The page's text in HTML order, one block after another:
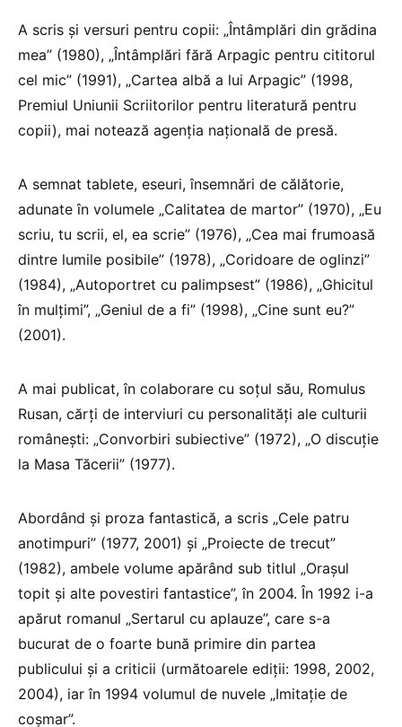
A scris şi versuri pentru copii: „Întâmplări din grădina
mea” (1980), „Întâmplări fără Arpagic pentru cititorul
cel mic” (1991), „Cartea albă a lui Arpagic” (1998,
Premiul Uniunii Scriitorilor pentru literatură pentru
copii), mai notează agenția națională de presă.
A semnat tablete, eseuri, însemnări de călătorie,
adunate în volumele „Calitatea de martor” (1970), „Eu
scriu, tu scrii, el, ea scrie” (1976), „Cea mai frumoasă
dintre lumile posibile” (1978), „Coridoare de oglinzi”
(1984), „Autoportret cu palimpsest” (1986), „Ghicitul
în mulţimi”, „Geniul de a fi” (1998), „Cine sunt eu?”
(2001).
A mai publicat, în colaborare cu soţul său, Romulus
Rusan, cărţi de interviuri cu personalităţi ale culturii
româneşti: „Convorbiri subiective” (1972), „O discuţie
la Masa Tăcerii” (1977).
Abordând şi proza fantastică, a scris „Cele patru
anotimpuri” (1977, 2001) şi „Proiecte de trecut”
(1982), ambele volume apărând sub titlul „Oraşul
topit şi alte povestiri fantastice”, în 2004. În 1992 i-a
apărut romanul „Sertarul cu aplauze”, care s-a
bucurat de o foarte bună primire din partea
publicului şi a criticii (următoarele ediţii: 1998, 2002,
2004), iar în 1994 volumul de nuvele „Imitaţie de
coşmar”.